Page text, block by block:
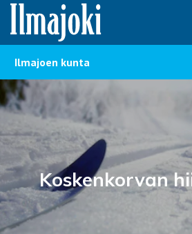
Hyppää sisältöön
Ilmajoen kunta
Koskenkorvan